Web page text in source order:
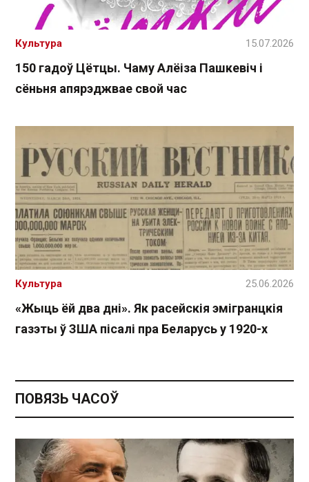
150 гадоў Цётцы. Чаму Алёіза Пашкевіч і
сёньня апярэджвае свой час
Культура 15.07.2026
«Жыць ёй два дні». Як расейскія эмігранцкія
газэты ў ЗША пісалі пра Беларусь у 1920-х
Культура 25.06.2026
ПОВЯЗЬ ЧАСОЎ